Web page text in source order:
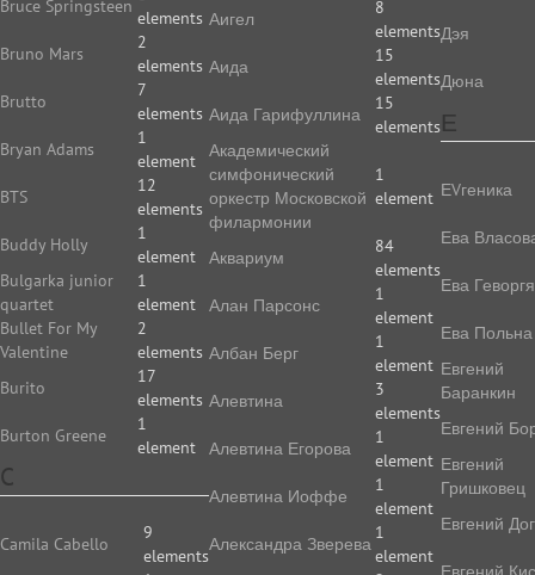
Bruce Springsteen
elements
Bruno Mars
2
elements
Brutto
7
elements
Bryan Adams
1
element
BTS
12
elements
Buddy Holly
1
element
Bulgarka junior
quartet
1
element
Bullet For My
Valentine
2
elements
Burito
17
elements
Burton Greene
1
element
C
Camila Cabello
9
elements
Аигел
8
elements
Аида
15
elements
Аида Гарифуллина
15
elements
Академический
симфонический
оркестр Московской
филармонии
1
element
Аквариум
84
elements
Алан Парсонс
1
element
Албан Берг
1
element
Алевтина
3
elements
Алевтина Егорова
1
element
Алевтина Иоффе
1
element
Алек­сан­дра Зве­ре­ва
1
element
Дэя
Дюна
Е
ЕVгеника
Ева
Ева
Ева Польна
Евгений
Баранкин
Евгений
Евгений
Гришковец
Евгений